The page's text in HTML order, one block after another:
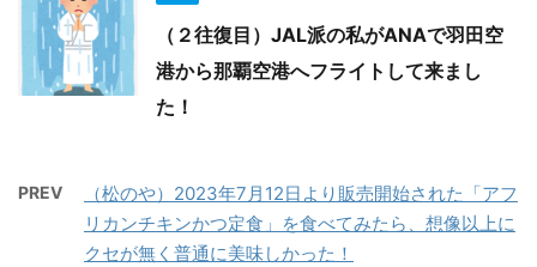
（２往復目）JAL派の私がANAで羽田空
港から那覇空港へフライトして来まし
た！
PREV
（松のや）2023年7月12日より販売開始された「アフ
リカンチキンかつ定食」を食べてみたら、想像以上に
クセが無く普通に美味しかった！